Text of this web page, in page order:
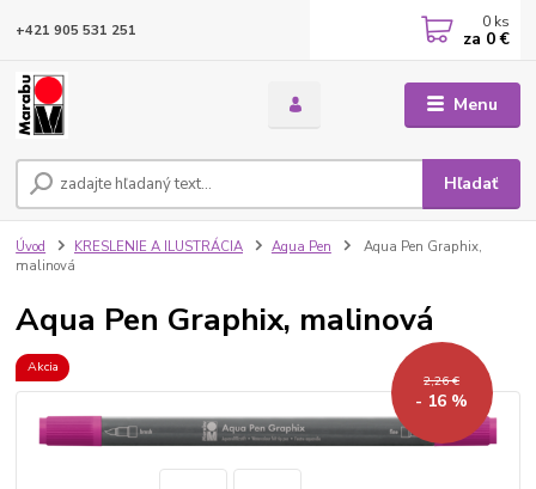
Menu
Hľadať
+421 905 531 251 0 ks
za 0 €
Úvod KRESLENIE A ILUSTRÁCIA Aqua Pen
Aqua Pen Graphix,
malinová
Aqua Pen Graphix, malinová
Akcia
2,26 €
- 16 %